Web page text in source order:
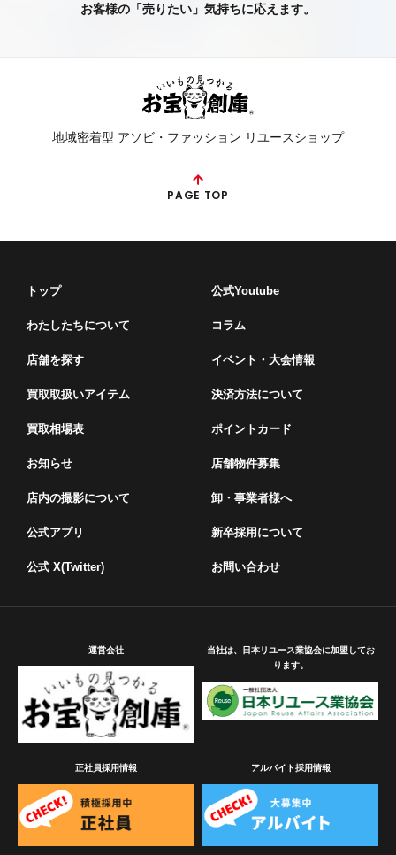
お客様の「売りたい」気持ちに応えます。
地域密着型 アソビ・ファッション リユースショップ
PAGE TOP
トップ
わたしたちについて
店舗を探す
買取取扱いアイテム
買取相場表
お知らせ
店内の撮影について
公式アプリ
公式 X(Twitter)
公式Youtube
コラム
イベント・⼤会情報
決済方法について
ポイントカード
店舗物件募集
卸・事業者様へ
新卒採用について
お問い合わせ
運営会社
当社は、日本リユース業協会に加盟してお
ります。
正社員採用情報 アルバイト採用情報